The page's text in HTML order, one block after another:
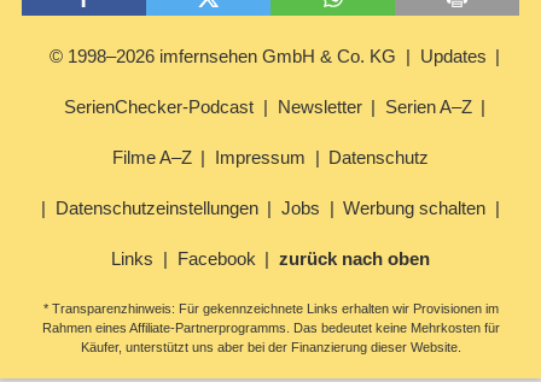
© 1998–2026 imfernsehen GmbH & Co. KG Updates
SerienChecker-Podcast Newsletter Serien A–Z
Filme A–Z Impressum Datenschutz
Datenschutzeinstellungen Jobs Werbung schalten
Links Facebook zurück nach oben
* Transparenzhinweis: Für gekennzeichnete Links erhalten wir Provisionen im
Rahmen eines Affiliate-Partnerprogramms. Das bedeutet keine Mehrkosten für
Käufer, unterstützt uns aber bei der Finanzierung dieser Website.